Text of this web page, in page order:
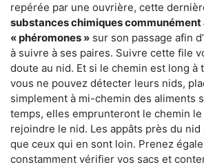
repérée par une ouvrière, cette
substances chimiques communément
« phéromones » sur son passage afin
à suivre à ses paires. Suivre cette file
doute au nid. Et si le chemin est long à
vous ne pouvez détecter leurs nids,
simplement à mi-chemin des aliments
temps, elles emprunteront le chemin
rejoindre le nid. Les appâts près du
que ceux qui en sont loin. Prenez
constamment vérifier vos sacs et